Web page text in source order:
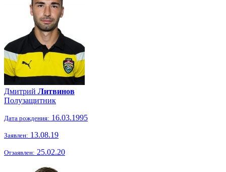
Дмитрий Литвинов
Полузащитник
Дата рождения: 16.03.1995
Заявлен: 13.08.19
Отзаявлен: 25.02.20